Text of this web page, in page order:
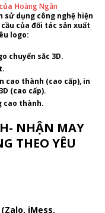
Hoàng Ngân
sử dụng công nghệ hiện
của đối tác sản xuất
logo:
chuyển sắc 3D.
cao thành (cao cấp), in
3D (cao cấp).
cao thành.
NHẬN MAY
THEO YÊU
iMess,